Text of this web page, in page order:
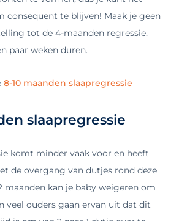
consequent te blijven! Maak je geen
tot de 4-maanden regressie,
paar weken duren.
8-10 maanden slaapregressie
slaapregressie
komt minder vaak voor en heeft
de overgang van dutjes rond deze
maanden kan je baby weigeren om
veel ouders gaan ervan uit dat dit